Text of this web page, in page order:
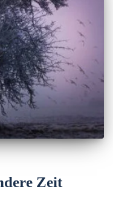
Zeit